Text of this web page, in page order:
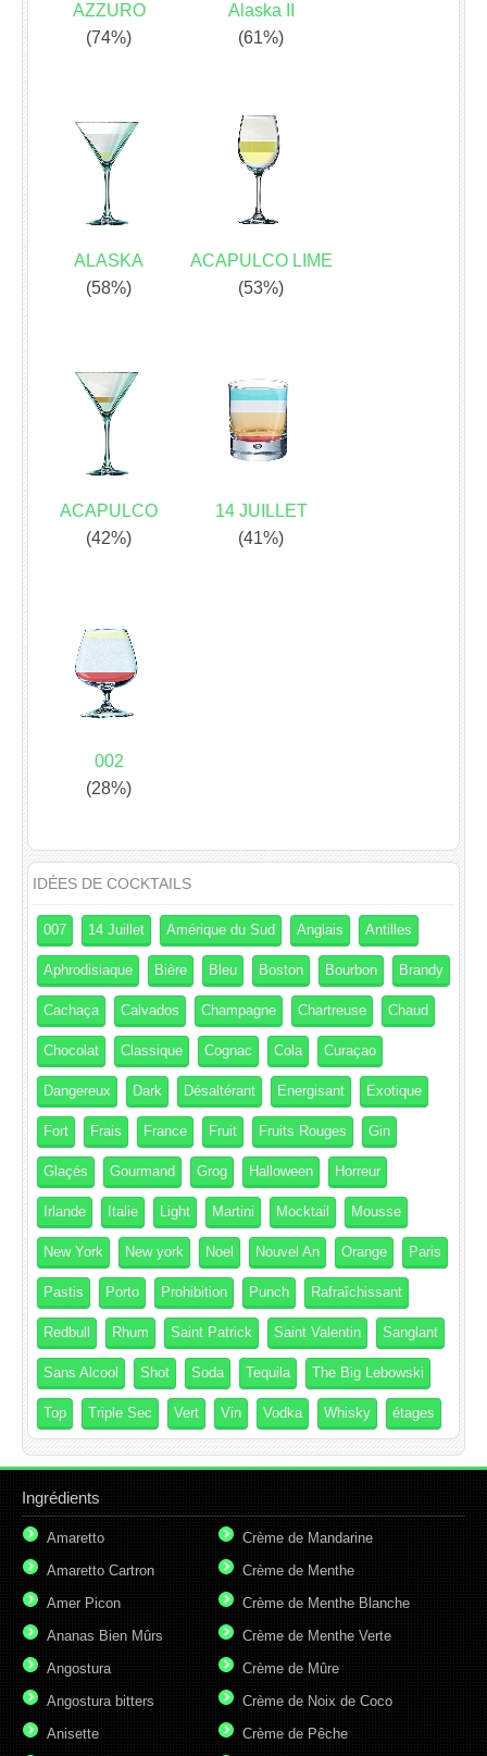
AZZURO
(74%)
Alaska II
(61%)
ALASKA
(58%)
ACAPULCO LIME
(53%)
ACAPULCO
(42%)
14 JUILLET
(41%)
002
(28%)
IDÉES DE COCKTAILS
007 14 Juillet Amérique du Sud Anglais Antilles
Aphrodisiaque Bière Bleu Boston Bourbon Brandy
Cachaça Calvados Champagne Chartreuse Chaud
Chocolat Classique Cognac Cola Curaçao
Dangereux Dark Désaltérant Energisant Exotique
Fort Frais France Fruit Fruits Rouges Gin
Glaçés Gourmand Grog Halloween Horreur
Irlande Italie Light Martini Mocktail Mousse
New York New york Noel Nouvel An Orange Paris
Pastis Porto Prohibition Punch Rafraîchissant
Redbull Rhum Saint Patrick Saint Valentin Sanglant
Sans Alcool Shot Soda Tequila The Big Lebowski
Top Triple Sec Vert Vin Vodka Whisky étages
Ingrédients
Amaretto
Amaretto Cartron
Amer Picon
Ananas Bien Mûrs
Angostura
Angostura bitters
Anisette
Crème de Mandarine
Crème de Menthe
Crème de Menthe Blanche
Crème de Menthe Verte
Crème de Mûre
Crème de Noix de Coco
Crème de Pêche